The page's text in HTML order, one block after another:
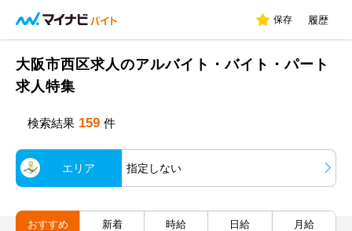
保存 履歴
大阪市西区求人のアルバイト・バイト・パート
求人特集
検索結果 159 件
エリア 指定しない
おすすめ 新着 時給 日給 月給